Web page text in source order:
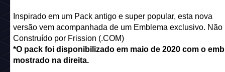
Inspirado em um Pack antigo e super popular, esta nova
versão vem acompanhada de um Emblema exclusivo. Não
Construído por Frission (.COM)
*O pack foi disponibilizado em maio de 2020 com o
mostrado na direita.